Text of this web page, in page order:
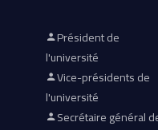
Président de
l'université
Vice-présidents de
l'université
Secrétaire général